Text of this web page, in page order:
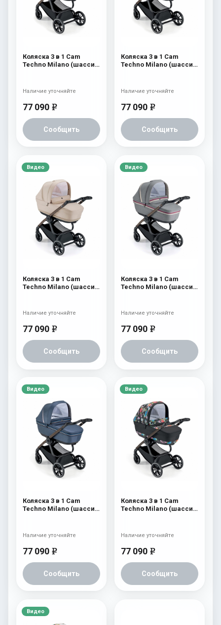
Коляска 3 в 1 Cam
Techno Milano (шасси
77 090 e
Сообщить
Наличие уточняйте
Коляска 3 в 1 Cam
Techno Milano (шасси
77 090 e
Сообщить
Наличие уточняйте
Видео
Коляска 3 в 1 Cam
Techno Milano (шасси
77 090 e
Сообщить
Наличие уточняйте
Видео
Коляска 3 в 1 Cam
Techno Milano (шасси
77 090 e
Сообщить
Наличие уточняйте
Видео
Коляска 3 в 1 Cam
Techno Milano (шасси
77 090 e
Сообщить
Наличие уточняйте
Видео
Коляска 3 в 1 Cam
Techno Milano (шасси
77 090 e
Сообщить
Наличие уточняйте
Видео